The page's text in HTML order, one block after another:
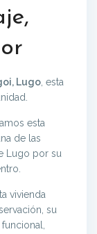
Lugo , esta
esta
de las
Lugo por su
vivienda
su